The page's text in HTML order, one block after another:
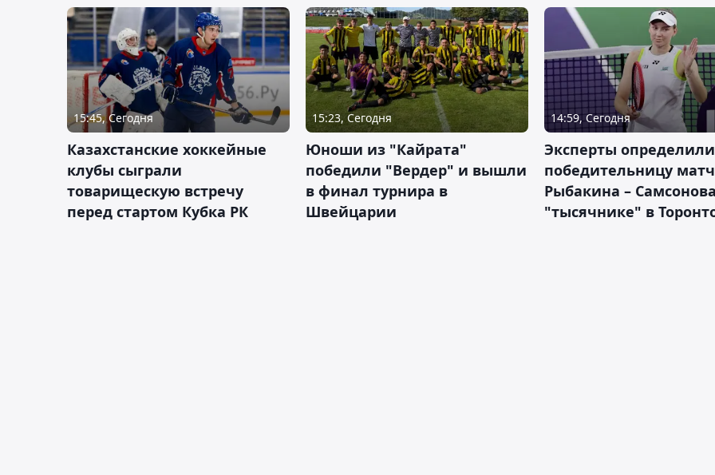
15:45, Сегодня
Казахстанские хоккейные
клубы сыграли
товарищескую встречу
перед стартом Кубка РК
15:23, Сегодня
Юноши из "Кайрата"
победили "Вердер" и вышли
в финал турнира в
Швейцарии
14:59, Сегодня
Эксперты определили
победительницу
Рыбакина –
"тысячнике" в